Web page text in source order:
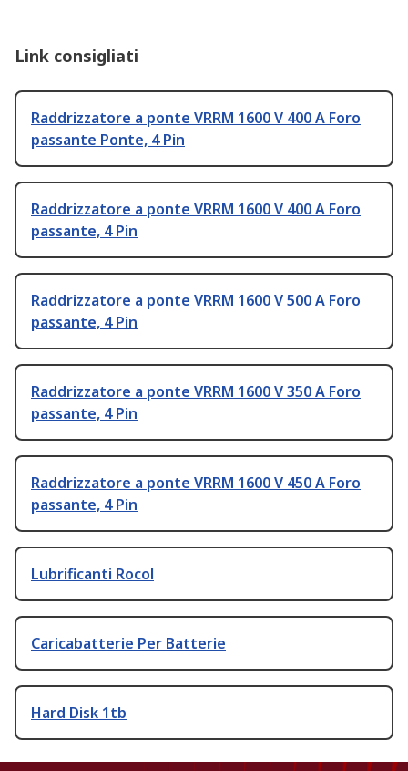
Link consigliati
Raddrizzatore a ponte VRRM 1600 V 400 A Foro
passante Ponte, 4 Pin
Raddrizzatore a ponte VRRM 1600 V 400 A Foro
passante, 4 Pin
Raddrizzatore a ponte VRRM 1600 V 500 A Foro
passante, 4 Pin
Raddrizzatore a ponte VRRM 1600 V 350 A Foro
passante, 4 Pin
Raddrizzatore a ponte VRRM 1600 V 450 A Foro
passante, 4 Pin
Lubrificanti Rocol
Caricabatterie Per Batterie
Hard Disk 1tb